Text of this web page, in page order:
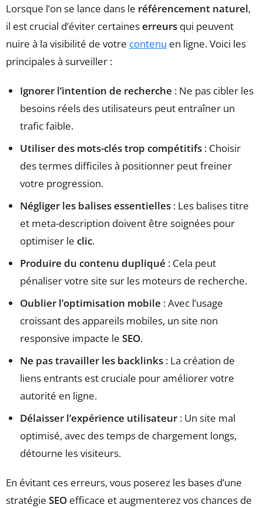
Lorsque l’on se lance dans le référencement naturel,
il est crucial d’éviter certaineserreurs qui peuvent
nuire à la visibilité de votre contenu en ligne. Voici les
principales à surveiller :
Ignorer l’intention de recherche : Ne pas cibler les
besoins réels des utilisateurs peut entraîner un
trafic faible.
Utiliser des mots-clés trop compétitifs : Choisir
des termes difficiles à positionner peut freiner
votre progression.
Négliger les balises essentielles : Les balises titre
et meta-description doivent être soignées pour
optimiser le clic.
Produire du contenu dupliqué : Cela peut
pénaliser votre site sur les moteurs de recherche.
Oublier l’optimisation mobile : Avec l’usage
croissant des appareils mobiles, un site non
responsive impacte le SEO.
Ne pas travailler les backlinks : La création de
liens entrants est cruciale pour améliorer votre
autorité en ligne.
Délaisser l’expérience utilisateur : Un site mal
optimisé, avec des temps de chargement longs,
détourne les visiteurs.
En évitant ces erreurs, vous poserez les bases d’une
stratégie SEO efficace et augmenterez vos chances de